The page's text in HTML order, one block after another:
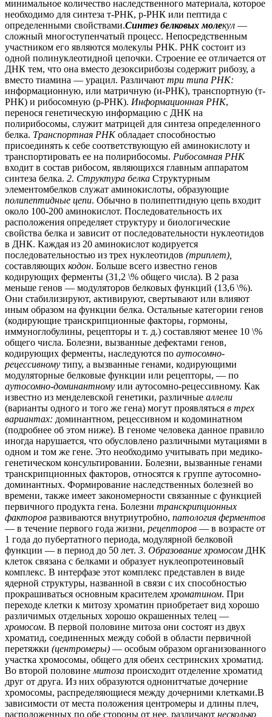
минимальное количество наследственного материала, которое
необходимо для синтеза т-РНК, р-РНК или пептида с
определенными свойствами.Синтез белковых молекул —
сложный многоступенчатый процесс. Непосредственным
участником его являются молекулы РНК. РНК состоит из
одной полинуклеотидной цепочки. Строение ее отличается от
ДНК тем, что она вместо дезоксирибозы содержит рибозу, а
вместо тиамина — урацил. Различают три типа РНК:
информационную, или матричную (и-РНК), транспортную (т-
РНК) и рибосомную (р-РНК). Информационная РНК,
перенося генетическую информацию с ДНК на
полирибосомы, служит матрицей для синтеза определенного
белка. Транспортная РНКобладает способностью
присоединять к себе соответствующую ей аминокислоту и
транспортировать ее на полирибосомы. Рибосомная РНК
входит в состав рибосом, являющихся главным аппаратом
синтеза белка. 2. Структура белка Структурным
элементомбелков служат аминокислоты, образующие
полипептидные цепи. Обычно в полипептидную цепь входит
около 100-200 аминокислот. Последовательность их
расположения определяет структуру и биологические
свойства белка и зависит от последовательности нуклеотидов
в ДНК. Каждая из 20 аминокислот кодируется
последовательностью из трех нуклеотидов (триплет),
составляющих кодон. Больше всего известно генов
кодирующих ферменты (31,2 \% общего числа). В 2 раза
меньше генов — модуляторов белковых функций (13,6 \%).
Они стабилизируют, активируют, свертывают или влияют
иным образом на функции белка. Остальные категории генов
(кодирующие транскрипционные факторы, гормоны,
иммуноглобулины, рецепторы и т. д.) составляют менее 10 \%
общего числа. Болезни, вызванные дефектами генов,
кодирующих ферменты, наследуются по аутосомно-
рецессивному типу, а вызванные генами, кодирующими
модуляторные белковые функции или рецепторы, — по
аутосомно-доминантному или аутосомно-рецессивному. Как
известно из менделевской генетики, различные аллели
(варианты одного и того же гена) могут проявляться в трех
вариантах: доминантном, рецессивном и кодоминатном
(подробнее об этом ниже). В геноме человека данное правило
иногда нарушается, что обусловлено различными мутациями в
одном и том же гене. Это необходимо учитывать при медико-
генетическом консультировании. Болезни, вызванные генами
транскрипционных факторов, относятся к группе аутосомно-
доминантных. Формирование наследственных болезней во
времени, также имеет закономерности связанные с функцией
первичного продукта гена. Болезни транскрипционных
факторов развиваются внутриутробно, патология ферментов
— в течение первого года жизни, рецепторов — в возрасте от
1 года до пубертатного периода, модулярной белковой
функции — в период до 50 лет. 3. Образование хромосом ДНК
клеток связана с белками и образует нуклеопротеиновый
комплекс. В интерфазе этот комплекс представлен в виде
ядерной структуры, названной в связи с их способностью
прокрашиваться основным красителем хроматином. При
переходе клетки к митозу хроматин приобретает вид хорошо
различимых отдельных хорошо окрашенных телец —
хромосом. В первой половине митоза они состоят из двух
хроматид, соединенных между собой в области первичной
перетяжки (центромеры) — особым образом организованного
участка хромосомы, общего для обеих сестринских хроматид.
Во второй половине митоза происходит отделение хроматид
друг от друга. Из них образуются однонитчатые дочерние
хромосомы, распределяющиеся между дочерними клетками.В
зависимости от места положения центромеры и длины плеч,
расположенных по обе стороны от нее, различают несколько